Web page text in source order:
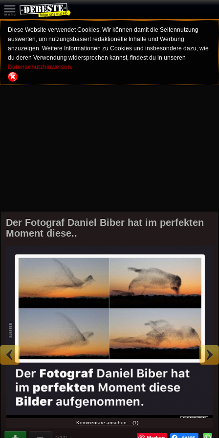
Diese Website verwendet Cookies. Wir können damit die Seitennutzung
auswerten, um nutzungsbasiert redaktionelle Inhalte und Werbung
anzuzeigen. Weitere Informationen zu Cookies und insbesondere dazu, wie
du deren Verwendung widersprechen kannst, findest du in unseren
Datenschutzhinweisen.
Der Fotograf Daniel Biber hat im perfekten
Moment diese..
Kommentare ansehen... (1)